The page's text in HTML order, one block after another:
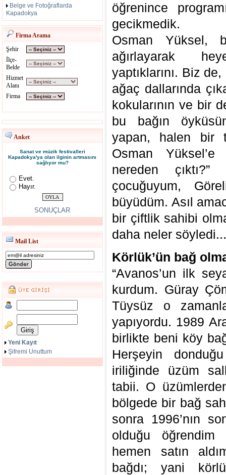
Belge ve Fotoğraflarda
Kapadokya
Firma Arama
Şehir
İlçe-
Belde
Hizmet
Alanı
Firma
Anket
Sanat ve müzik festivalleri
Kapadokya'ya olan ilginin artmasını
sağlıyor mu?
Evet.
Hayır.
SONUÇLAR
Mail List
Yeni Kayıt
Şifremi Unuttum
öğrenince
gecikmedik.
Osman Yüksel,
ağırlayarak
yaptıklarını. Biz
ağaç dallarında
kokularının ve bir
bu bağın
yapan, halen bir
Osman
nereden
çocuğuyum,
büyüdüm. Asıl
bir çiftlik sahibi
daha neler söyledi...
Körlük’ün bağ
“Avanos’un ilk
kurdum. Güray
Tüysüz o
yapıyordu. 1989
birlikte beni köy
Herşeyin
iriliğinde üzüm
tabii. O
bölgede bir bağ
sonra 1996’nın
olduğu
hemen satın
bağdı; yani